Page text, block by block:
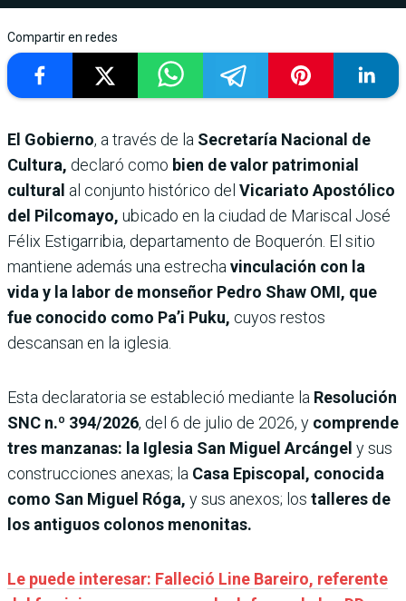
Compartir en redes
El Gobierno, a través de la Secretaría Nacional de
Cultura, declaró como bien de valor patrimonial
cultural al conjunto histórico del Vicariato Apostólico
del Pilcomayo, ubicado en la ciudad de Mariscal José
Félix Estigarribia, departamento de Boquerón. El sitio
mantiene además una estrecha vinculación con la
vida y la labor de monseñor Pedro Shaw OMI, que
fue conocido como Pa’i Puku, cuyos restos
descansan en la iglesia.
Esta declaratoria se estableció mediante la Resolución
SNC n.º 394/2026, del 6 de julio de 2026, y comprende
tres manzanas: la Iglesia San Miguel Arcángel y sus
construcciones anexas; la Casa Episcopal, conocida
como San Miguel Róga, y sus anexos; los talleres de
los antiguos colonos menonitas.
Le puede interesar: Falleció Line Bareiro, referente